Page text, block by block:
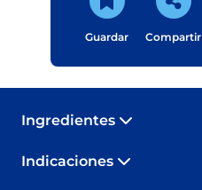
Guardar Compartir
Ingredientes
Indicaciones